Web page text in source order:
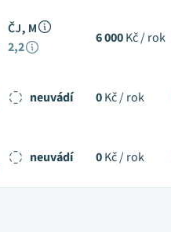
ČJ, M
2,2
6 000Kč / rok
neuvádí 0Kč / rok
neuvádí 0Kč / rok